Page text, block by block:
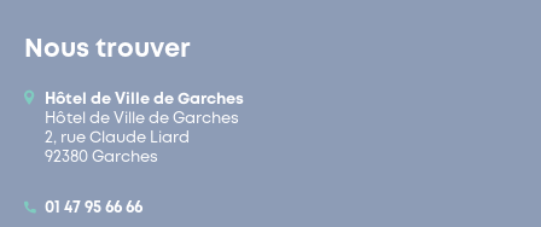
Nous trouver
Hôtel de Ville de Garches
Hôtel de Ville de Garches
2, rue Claude Liard
92380 Garches
01 47 95 66 66